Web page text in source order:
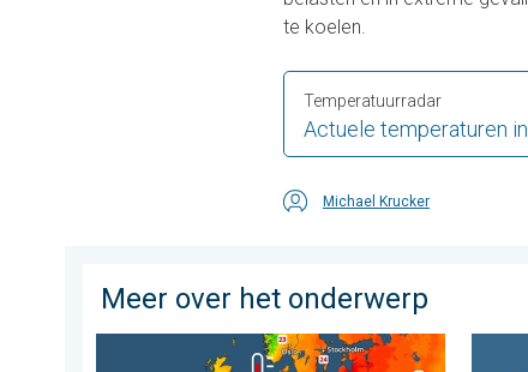
te koelen.
Actuele temperaturen
Temperatuurradar
Michael Krucker
Meer over het onderwerp
Europese zeeën zijn ongewoon warm. Tot 30